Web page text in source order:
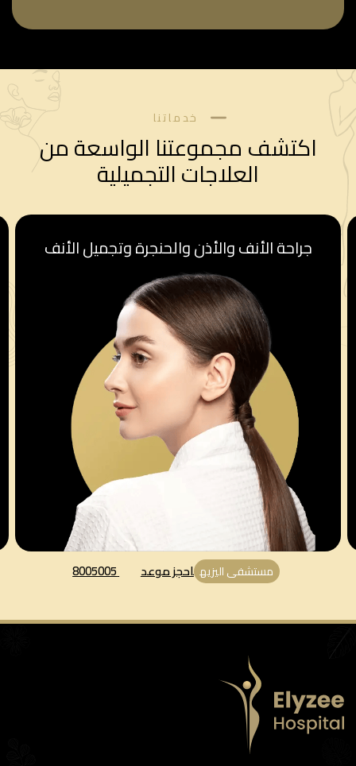
خدماتنا
اكتشف مجموعتنا الواسعة من
العلاجات التجميلية
جراحة الأنف والأذن والحنجرة وتجميل الأنف
مستشفى اليزيه احجز موعد 8005005